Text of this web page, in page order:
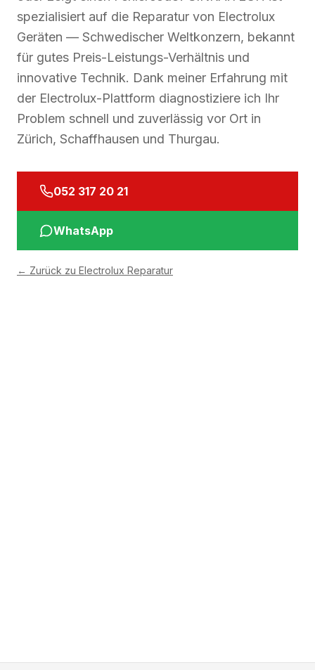
spezialisiert auf die Reparatur von Electrolux
Geräten — Schwedischer Weltkonzern, bekannt
für gutes Preis-Leistungs-Verhältnis und
innovative Technik. Dank meiner Erfahrung mit
der Electrolux-Plattform diagnostiziere ich Ihr
Problem schnell und zuverlässig vor Ort in
Zürich, Schaffhausen und Thurgau.
052 317 20 21
WhatsApp
← Zurück zu Electrolux Reparatur